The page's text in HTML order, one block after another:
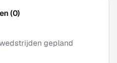
(0)
gepland